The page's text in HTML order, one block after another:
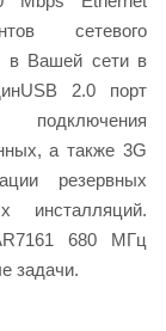
сетевого
в Вашей сети в
2.0 порт
а также 3G
резервных
инсталляций.
680 МГц
задачи.